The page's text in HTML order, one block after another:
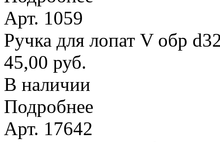
Арт. 1059
Ручка для лопат V обр
45,00 руб.
В наличии
Подробнее
Арт. 17642